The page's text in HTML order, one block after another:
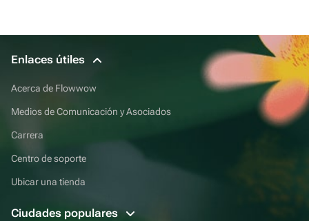
Enlaces útiles
Acerca de Flowwow
Medios de Comunicación y Asociados
Carrera
Centro de soporte
Ubicar una tienda
Ciudades populares